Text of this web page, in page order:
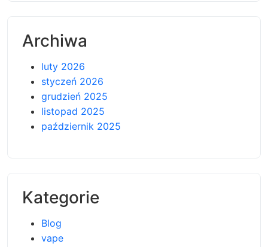
Archiwa
luty 2026
styczeń 2026
grudzień 2025
listopad 2025
październik 2025
Kategorie
Blog
vape